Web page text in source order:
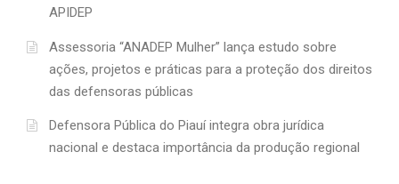
APIDEP
Assessoria “ANADEP Mulher” lança estudo sobre
ações, projetos e práticas para a proteção dos direitos
das defensoras públicas
Defensora Pública do Piauí integra obra jurídica
nacional e destaca importância da produção regional